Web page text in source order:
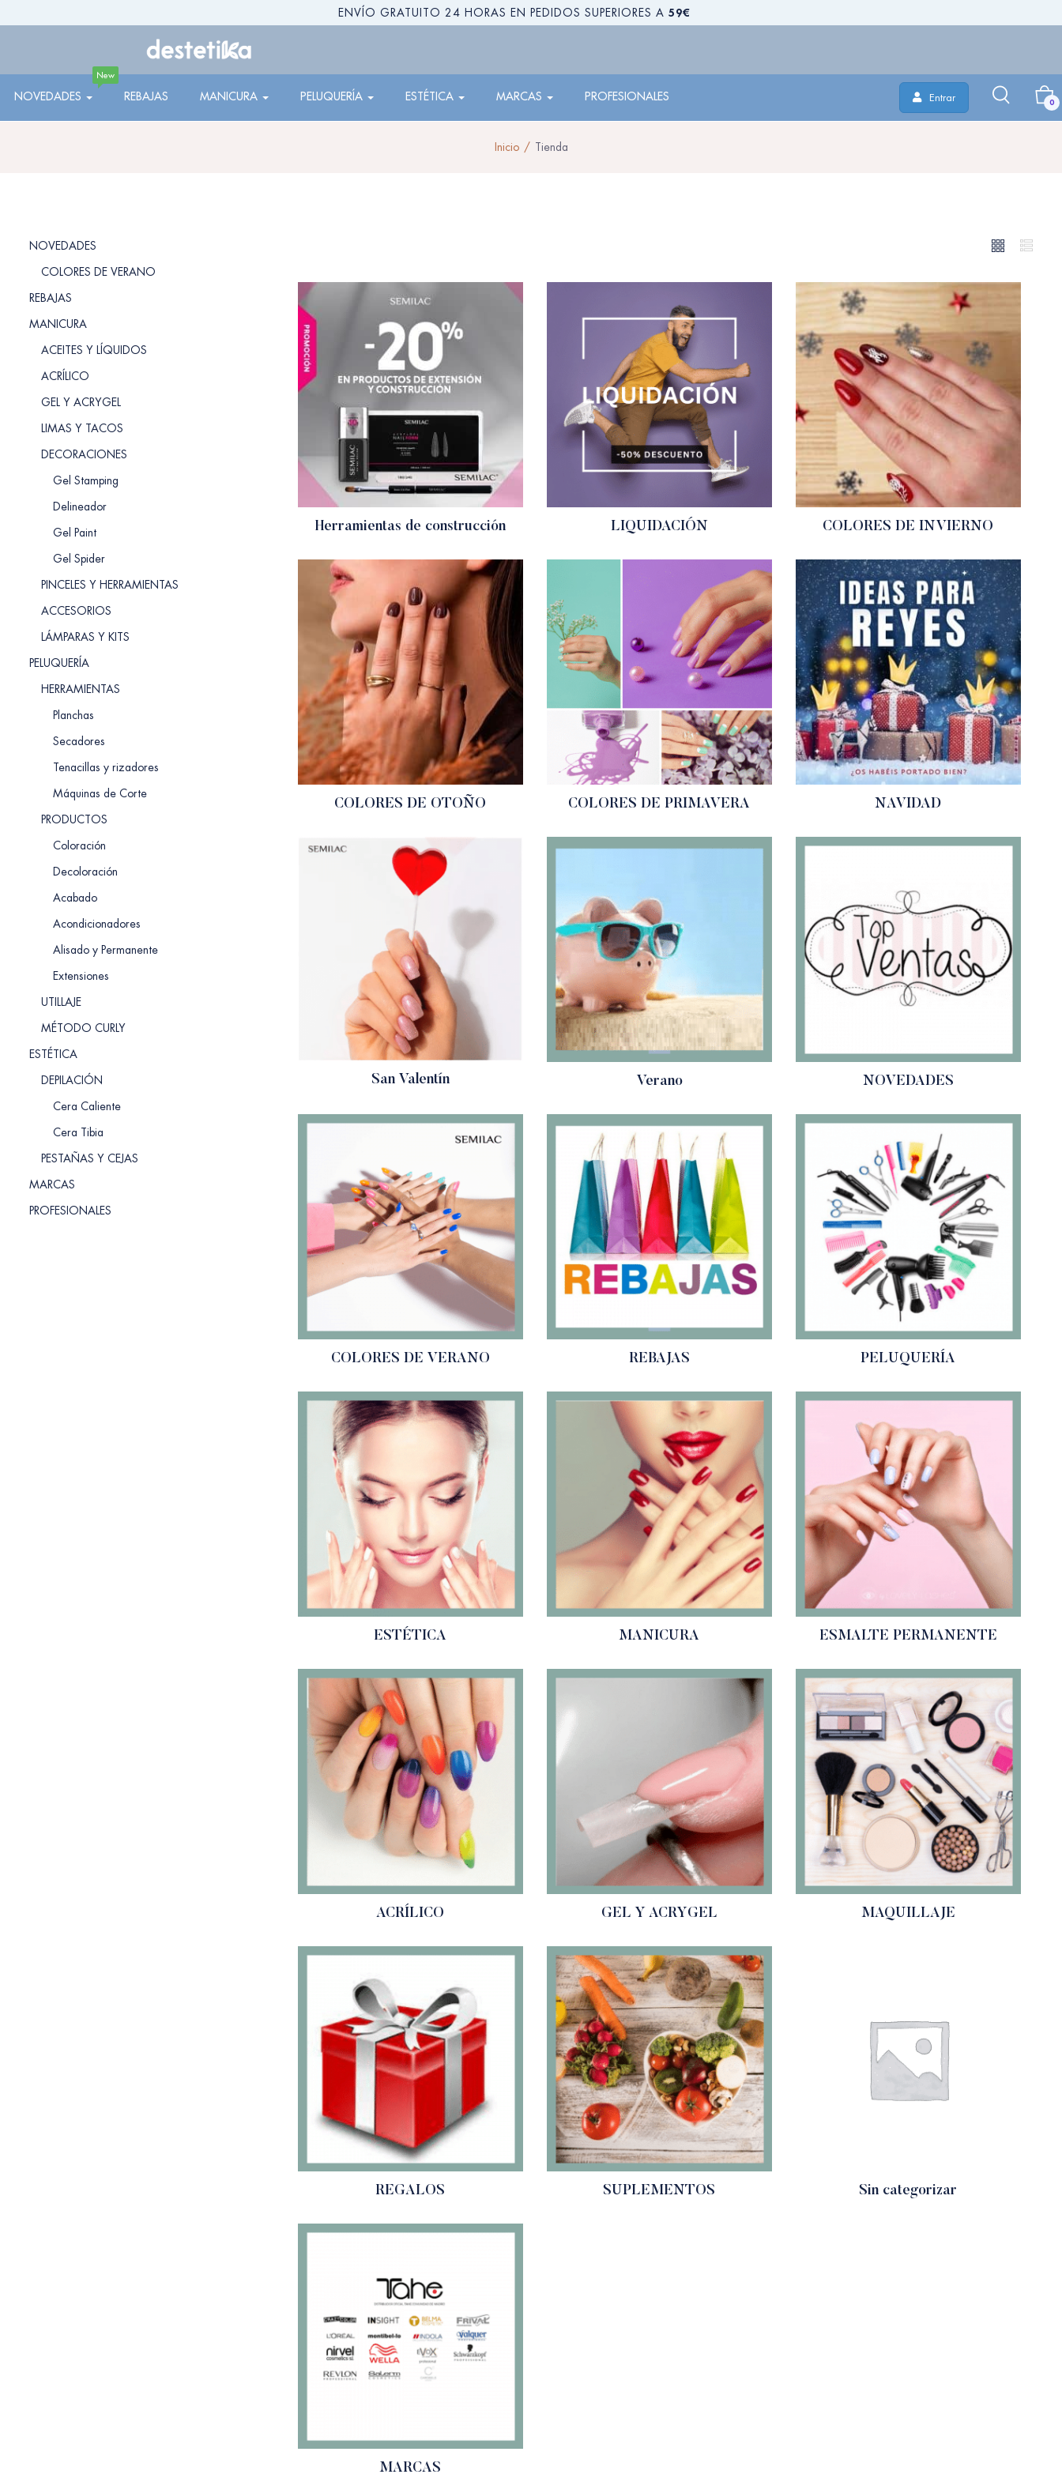
ENVÍO GRATUITO 24 HORAS EN PEDIDOS SUPERIORES A 59€
NOVEDADES
New
REBAJAS MANICURA PELUQUERÍA ESTÉTICA MARCAS PROFESIONALES Entrar 0
Inicio Tienda
NOVEDADES
COLORES DE VERANO
REBAJAS
MANICURA
ACEITES Y LÍQUIDOS
ACRÍLICO
GEL Y ACRYGEL
LIMAS Y TACOS
DECORACIONES
Gel Stamping
Delineador
Gel Paint
Gel Spider
PINCELES Y HERRAMIENTAS
ACCESORIOS
LÁMPARAS Y KITS
PELUQUERÍA
HERRAMIENTAS
Planchas
Secadores
Tenacillas y rizadores
Máquinas de Corte
PRODUCTOS
Coloración
Decoloración
Acabado
Acondicionadores
Alisado y Permanente
Extensiones
UTILLAJE
MÉTODO CURLY
ESTÉTICA
DEPILACIÓN
Cera Caliente
Cera Tibia
PESTAÑAS Y CEJAS
MARCAS
PROFESIONALES
Herramientas de construcción LIQUIDACIÓN COLORES DE INVIERNO
COLORES DE OTOÑO COLORES DE PRIMAVERA NAVIDAD
San Valentín Verano NOVEDADES
COLORES DE VERANO REBAJAS PELUQUERÍA
ESTÉTICA MANICURA ESMALTE PERMANENTE
ACRÍLICO GEL Y ACRYGEL MAQUILLAJE
REGALOS SUPLEMENTOS Sin categorizar
MARCAS